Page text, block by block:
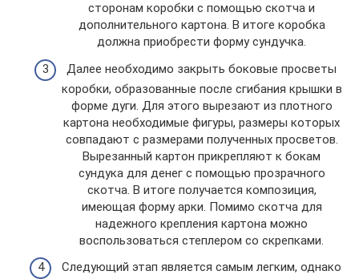
сторонам коробки с помощью скотча и
дополнительного картона. В итоге коробка
должна приобрести форму сундучка.
Далее необходимо закрыть боковые просветы
коробки, образованные после сгибания крышки в
форме дуги. Для этого вырезают из плотного
картона необходимые фигуры, размеры которых
совпадают с размерами полученных просветов.
Вырезанный картон прикрепляют к бокам
сундука для денег с помощью прозрачного
скотча. В итоге получается композиция,
имеющая форму арки. Помимо скотча для
надежного крепления картона можно
воспользоваться степлером со скрепками.
Следующий этап является самым легким, однако